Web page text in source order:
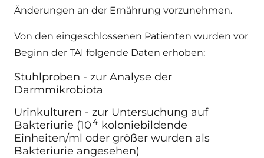
Änderungen an der Ernährung vorzunehmen.
Von den eingeschlossenen Patienten wurden vor
Beginn der TAI folgende Daten erhoben:
Stuhlproben - zur Analyse der
Darmmikrobiota
Urinkulturen - zur Untersuchung auf
Bakteriurie (104 koloniebildende
Einheiten/ml oder größer wurden als
Bakteriurie angesehen)